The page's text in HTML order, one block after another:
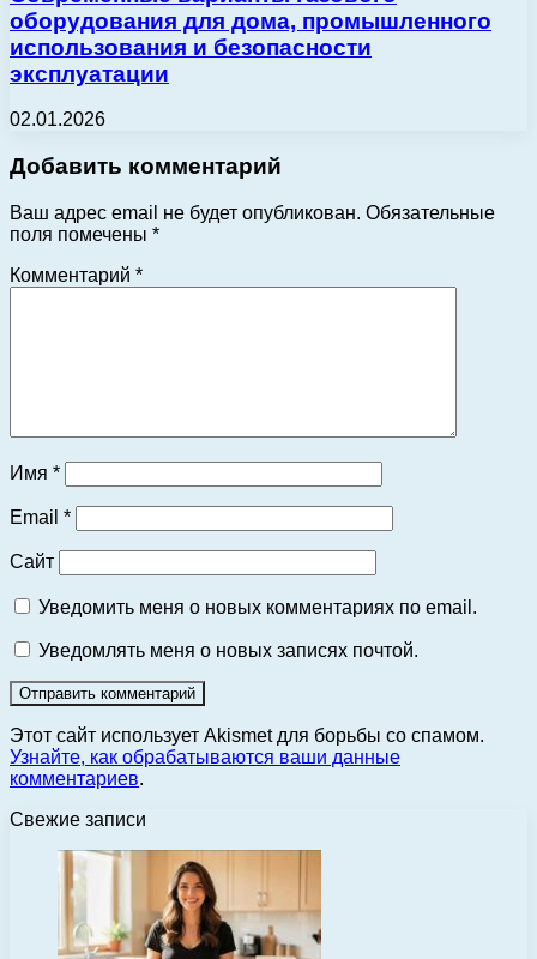
оборудования для дома, промышленного
использования и безопасности
эксплуатации
02.01.2026
Добавить комментарий
Ваш адрес email не будет опубликован. Обязательные
поля помечены *
Комментарий *
Имя *
Email *
Сайт
Уведомить меня о новых комментариях по email.
Уведомлять меня о новых записях почтой.
Этот сайт использует Akismet для борьбы со спамом.
Узнайте, как обрабатываются ваши данные
комментариев.
Свежие записи